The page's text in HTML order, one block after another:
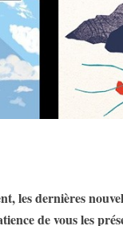
les dernières
de vous les